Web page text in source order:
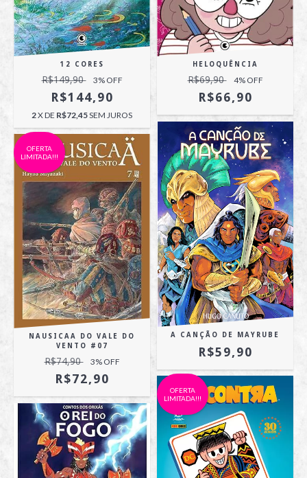
12 CORES
R$149,90 3% OFF
R$144,90
2X DE R$72,45SEM JUROS
HELOQUÊNCIA
R$69,90 4% OFF
R$66,90
OFERTA
LIMITADA!!!
NAUSICAA DO VALE DO
VENTO #07
R$74,90 3% OFF
R$72,90
A CANÇÃO DE MAYRUBE
R$59,90
OFERTA
LIMITADA!!!